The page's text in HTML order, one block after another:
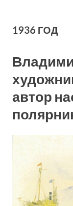
1936 ГОД
автор